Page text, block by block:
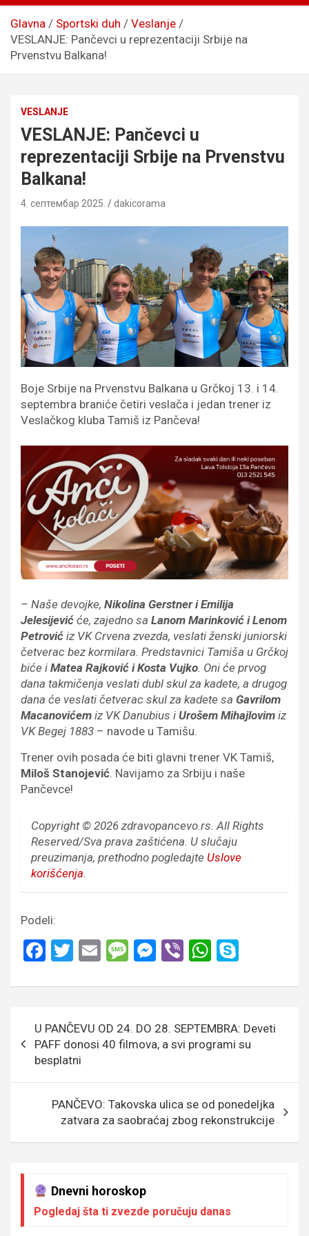
Glavna Sportski duh
Veslanje
VESLANJE: Pančevci u reprezentaciji Srbije na
Prvenstvu Balkana!
VESLANJE
VESLANJE: Pančevci u
reprezentaciji Srbije na Prvenstvu
Balkana!
4. септембар 2025. dakicorama
Boje Srbije na Prvenstvu Balkana u Grčkoj 13. i 14.
septembra braniće četiri veslača i jedan trener iz
Veslačkog kluba Tamiš iz Pančeva!
– Naše devojke, Nikolina Gerstner i Emilija
Jelesijević će, zajedno sa Lanom Marinković i Lenom
Petrović iz VK Crvena zvezda, veslati ženski juniorski
četverac bez kormilara. Predstavnici Tamiša u Grčkoj
biće i Matea Rajković i Kosta Vujko. Oni će prvog
dana takmičenja veslati dubl skul za kadete, a drugog
dana će veslati četverac skul za kadete sa Gavrilom
Macanovićem iz VK Danubius i Urošem Mihajlovim iz
VK Begej 1883 – navode u Tamišu.
Trener ovih posada će biti glavni trener VK Tamiš,
Miloš Stanojević. Navijamo za Srbiju i naše
Pančevce!
Copyright © 2026 zdravopancevo.rs. All Rights
Reserved/Sva prava zaštićena. U slučaju
preuzimanja, prethodno pogledajte Uslove
korišćenja.
Podeli:
F
ce
o
o
k
T
tt
E
ail
M
s
g
M
se
g
Vi
er
W
at
A
p
p
Кретање
чланка
U PANČEVU OD 24. DO 28. SEPTEMBRA: Deveti
PAFF donosi 40 filmova, a svi programi su
besplatni
PANČEVO: Takovska ulica se od ponedeljka
zatvara za saobraćaj zbog rekonstrukcije
Dnevni horoskop
Pogledaj šta ti zvezde poručuju danas